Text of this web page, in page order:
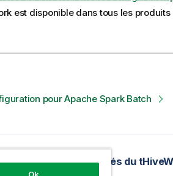
est disponible dans tous les
pour Apache Spark Batch